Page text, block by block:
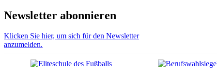
Newsletter abonnieren
Klicken Sie hier, um sich für den Newsletter
anzumelden.